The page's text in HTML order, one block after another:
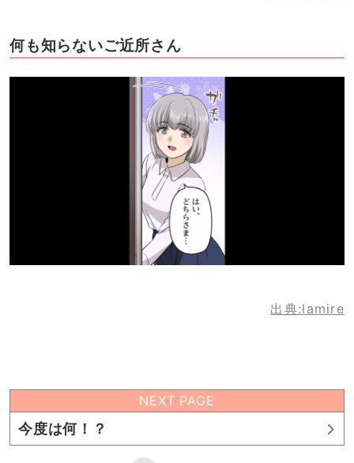
何も知らないご近所さん
出典:lamire
NEXT PAGE
今度は何！？